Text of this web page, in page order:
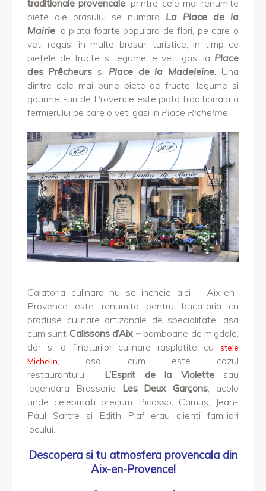
traditionale provencale; printre cele mai renumite
piete ale orasului se numara La Place de la
Mairie, o piata foarte populara de flori, pe care o
veti regasi in multe brosuri turistice, in timp ce
pietele de fructe si legume le veti gasi la Place
des Prêcheurs si Place de la Madeleine. Una
dintre cele mai bune piete de fructe, legume si
gourmet-uri de Provence este piata traditionala a
fermierului pe care o veti gasi in Place Richelme.
Calatoria culinara nu se incheie aici – Aix-en-
Provence este renumita pentru bucataria cu
produse culinare artizanale de specialitate, asa
cum sunt Calissons d’Aix – bomboane de migdale,
dar si a fineturilor culinare rasplatite cu stele
Michelin, asa cum este cazul
restaurantului L’Esprit de la Violette sau
legendara Brasserie Les Deux Garçons, acolo
unde celebritati precum Picasso, Camus, Jean-
Paul Sartre si Edith Piaf erau clienti familiari
locului.
Descopera si tu atmosfera provencala din
Aix-en-Provence!